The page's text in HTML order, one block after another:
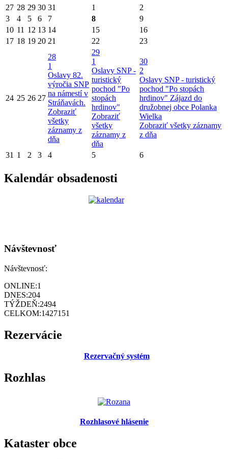
27 28 29 30 31 1
2
3
4 5 6 7 8
9
10 11 12 13 14 15
16
17 18 19 20 21 22 23
24 25 26 27
28
1
Oslavy 82.
výročia SNP
na námestí v
Stráňavách.
Zobraziť
všetky
záznamy z
dňa
29
1
Oslavy SNP -
turistický
pochod "Po
stopách
hrdinov"
Zobraziť
všetky
záznamy z
dňa
30
2
Oslavy SNP - turistický
pochod "Po stopách
hrdinov" Zájazd do
družobnej obce Polanka
Wielka
Zobraziť všetky záznamy
z dňa
31 1 2 3 4 5 6
Kalendár obsadenosti
Návštevnosť
Návštevnosť:
ONLINE:1
DNES:204
TÝŽDEŇ:2494
CELKOM:1427151
Rezervácie
Rezervačný systém
Rozhlas
Rozhlasové hlásenie
Kataster obce